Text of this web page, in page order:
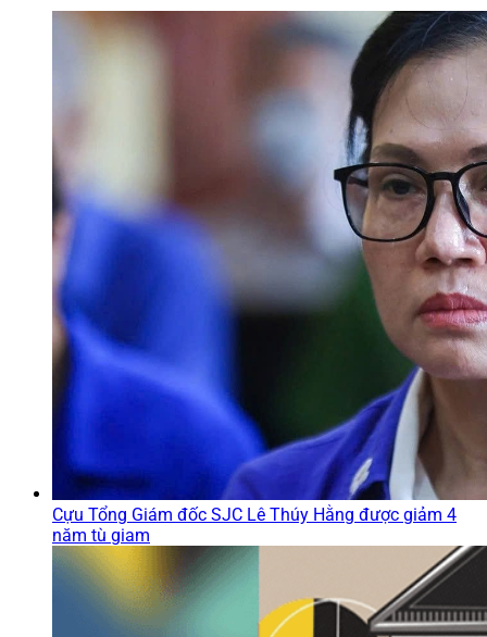
Cựu Tổng Giám đốc SJC Lê Thúy Hằng được giảm 4
năm tù giam